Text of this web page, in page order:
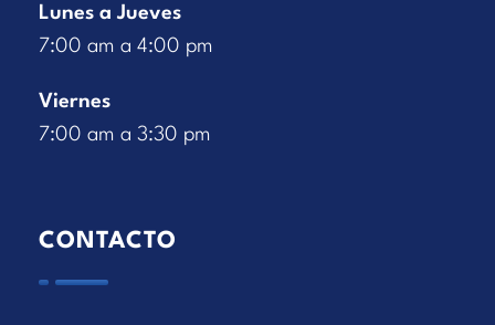
Lunes a Jueves
7:00 am a 4:00 pm
Viernes
7:00 am a 3:30 pm
CONTACTO